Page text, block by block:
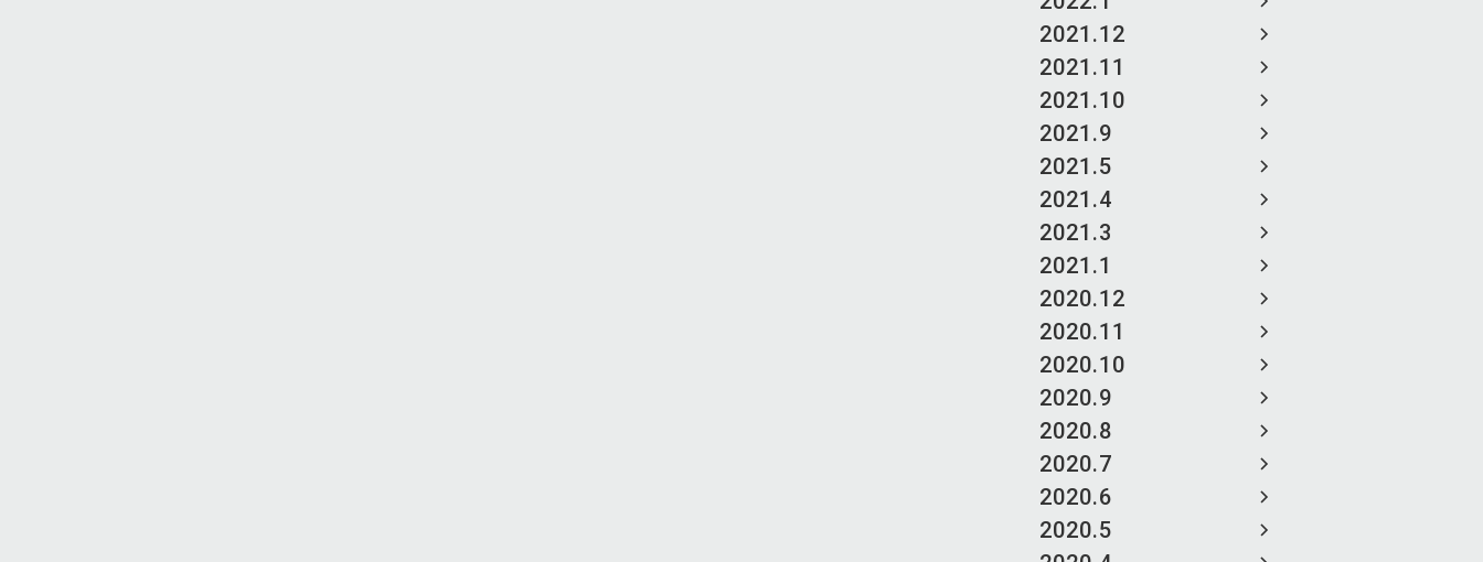
2021.12
2021.11
2021.10
2021.9
2021.5
2021.4
2021.3
2021.1
2020.12
2020.11
2020.10
2020.9
2020.8
2020.7
2020.6
2020.5